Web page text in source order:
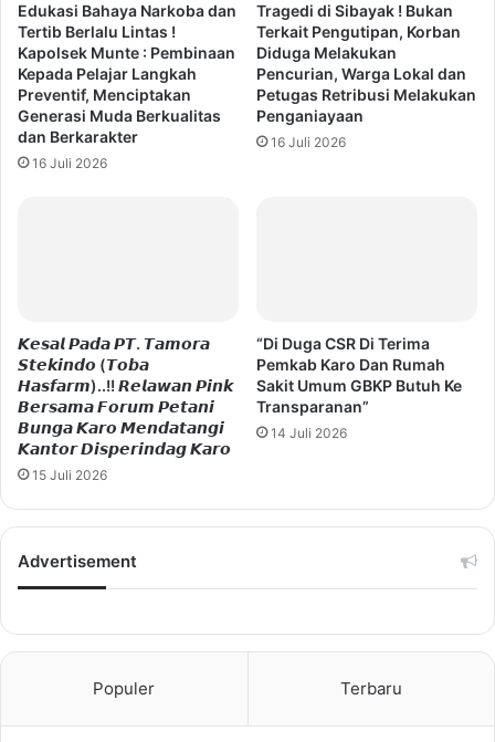
Edukasi Bahaya Narkoba dan
Tertib Berlalu Lintas !
Kapolsek Munte : Pembinaan
Kepada Pelajar Langkah
Preventif, Menciptakan
Generasi Muda Berkualitas
dan Berkarakter
16 Juli 2026
Tragedi di Sibayak ! Bukan
Terkait Pengutipan, Korban
Diduga Melakukan
Pencurian, Warga Lokal dan
Petugas Retribusi Melakukan
Penganiayaan
16 Juli 2026
𝙆𝙚𝙨𝙖𝙡 𝙋𝙖𝙙𝙖 𝙋𝙏. 𝙏𝙖𝙢𝙤𝙧𝙖
𝙎𝙩𝙚𝙠𝙞𝙣𝙙𝙤 (𝙏𝙤𝙗𝙖
𝙃𝙖𝙨𝙛𝙖𝙧𝙢)..!! 𝙍𝙚𝙡𝙖𝙬𝙖𝙣 𝙋𝙞𝙣𝙠
𝘽𝙚𝙧𝙨𝙖𝙢𝙖 𝙁𝙤𝙧𝙪𝙢 𝙋𝙚𝙩𝙖𝙣𝙞
𝘽𝙪𝙣𝙜𝙖 𝙆𝙖𝙧𝙤 𝙈𝙚𝙣𝙙𝙖𝙩𝙖𝙣𝙜𝙞
𝙆𝙖𝙣𝙩𝙤𝙧 𝘿𝙞𝙨𝙥𝙚𝙧𝙞𝙣𝙙𝙖𝙜 𝙆𝙖𝙧𝙤
15 Juli 2026
“Di Duga CSR Di Terima
Pemkab Karo Dan Rumah
Sakit Umum GBKP Butuh Ke
Transparanan”
14 Juli 2026
Advertisement
Populer Terbaru